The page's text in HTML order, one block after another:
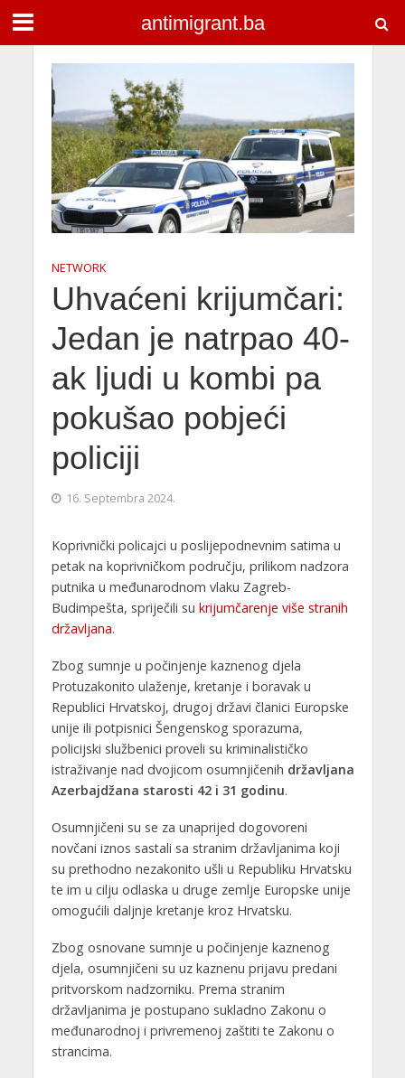
antimigrant.ba
NETWORK
Uhvaćeni krijumčari:
Jedan je natrpao 40-
ak ljudi u kombi pa
pokušao pobjeći
policiji
16. Septembra 2024.
Koprivnički policajci u poslijepodnevnim satima u
petak na koprivničkom području, prilikom nadzora
putnika u međunarodnom vlaku Zagreb-
Budimpešta, spriječili su krijumčarenje više stranih
državljana.
Zbog sumnje u počinjenje kaznenog djela
Protuzakonito ulaženje, kretanje i boravak u
Republici Hrvatskoj, drugoj državi članici Europske
unije ili potpisnici Šengenskog sporazuma,
policijski službenici proveli su kriminalističko
istraživanje nad dvojicom osumnjičenih državljana
Azerbajdžana starosti 42 i 31 godinu.
Osumnjičeni su se za unaprijed dogovoreni
novčani iznos sastali sa stranim državljanima koji
su prethodno nezakonito ušli u Republiku Hrvatsku
te im u cilju odlaska u druge zemlje Europske unije
omogućili daljnje kretanje kroz Hrvatsku.
Zbog osnovane sumnje u počinjenje kaznenog
djela, osumnjičeni su uz kaznenu prijavu predani
pritvorskom nadzorniku. Prema stranim
državljanima je postupano sukladno Zakonu o
međunarodnoj i privremenoj zaštiti te Zakonu o
strancima.